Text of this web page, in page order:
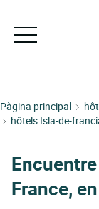
Pàgina principal
hôtels Isla-de-
France,